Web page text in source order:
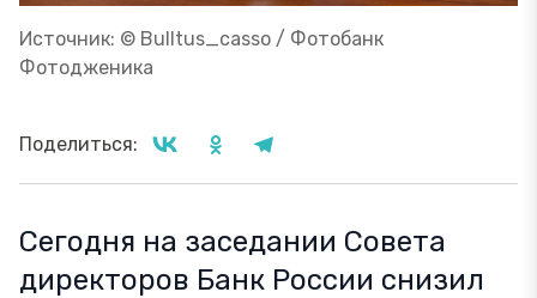
Источник: © Bulltus_casso / Фотобанк
Фотодженика
Поделиться:
Сегодня на заседании Совета
директоров Банк России снизил